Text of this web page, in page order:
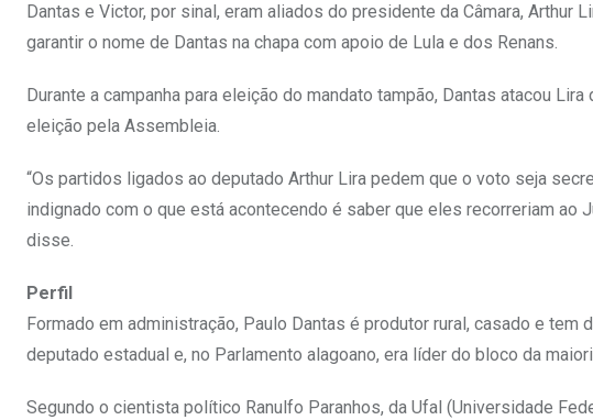
Dantas e Victor, por sinal, eram aliados do presidente da Câmara, Arthur
garantir o nome de Dantas na chapa com apoio de Lula e dos Renans.
Durante a campanha para eleição do mandato tampão, Dantas atacou
eleição pela Assembleia.
“Os partidos ligados ao deputado Arthur Lira pedem que o voto seja
indignado com o que está acontecendo é saber que eles recorreriam ao
disse.
Perfil
Formado em administração, Paulo Dantas é produtor rural, casado e
deputado estadual e, no Parlamento alagoano, era líder do bloco da
Segundo o cientista político Ranulfo Paranhos, da Ufal (Universidade